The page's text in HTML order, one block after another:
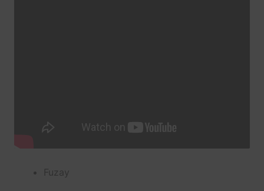
Fuzay